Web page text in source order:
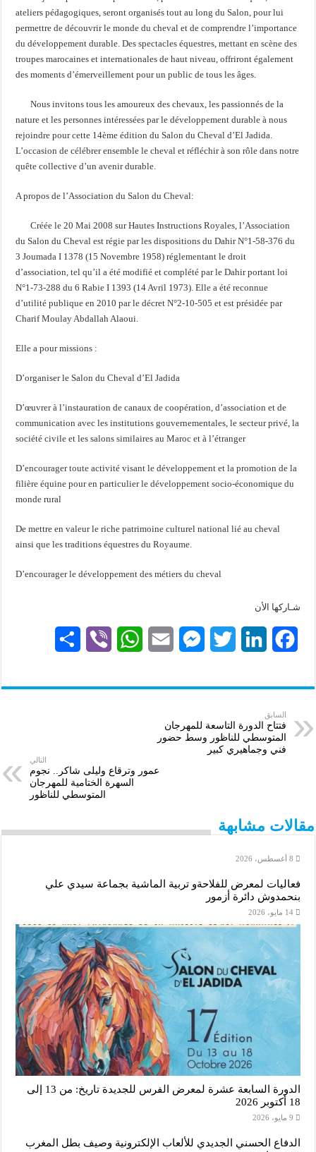
ateliers pédagogiques, seront organisés tout au long du Salon, pour lui
permettre de découvrir le monde du cheval et de comprendre l’importance
du développement durable. Des spectacles équestres, mettant en scène des
troupes marocaines et internationales de haut niveau, offriront également
des moments d’émerveillement pour un public de tous les âges.
Nous invitons tous les amoureux des chevaux, les passionnés de la
nature et les personnes intéressées par le développement durable à nous
rejoindre pour cette 14ème édition du Salon du Cheval d’El Jadida.
L’occasion de célébrer ensemble le cheval et réfléchir à son rôle dans notre
quête collective d’un avenir durable.
A propos de l’Association du Salon du Cheval:
Créée le 20 Mai 2008 sur Hautes Instructions Royales, l’Association
du Salon du Cheval est régie par les dispositions du Dahir N°1-58-376 du
3 Joumada I 1378 (15 Novembre 1958) réglementant le droit
d’association, tel qu’il a été modifié et complété par le Dahir portant loi
N°1-73-288 du 6 Rabie I 1393 (14 Avril 1973). Elle a été reconnue
d’utilité publique en 2010 par le décret N°2-10-505 et est présidée par
Charif Moulay Abdallah Alaoui.
Elle a pour missions :
D’organiser le Salon du Cheval d’El Jadida
D’œuvrer à l’instauration de canaux de coopération, d’association et de
communication avec les institutions gouvernementales, le secteur privé, la
société civile et les salons similaires au Maroc et à l’étranger
D’encourager toute activité visant le développement et la promotion de la
filière équine pour en particulier le développement socio-économique du
monde rural
De mettre en valeur le riche patrimoine culturel national lié au cheval
ainsi que les traditions équestres du Royaume.
D’encourager le développement des métiers du cheval
شـاركها الأن
c
e
b
n
e
n
i
t
M
s
e
a
W
a
A
p
b
a
السابق
فتتاح الدورة التاسعة للمهرجان
المتوسطي للناظور وسط حضور
فني وجماهيري كبير
التالي
عمور وترقاع وليلى شاكر.. نجوم
السهرة الختامية للمهرجان
المتوسطي للناظور
مقالات مشابهة
8 أغسطس، 2026
فعاليات لمعرض للفلاحةو تربية الماشية بجماعة سيدي علي
بنحمدوش دائرة أزمور
14 مايو، 2026
الدورة السابعة عشرة لمعرض الفرس للجديدة تاريخ: من 13 إلى
18 أكتوبر 2026
9 مايو، 2026
الدفاع الحسني الجديدي للألعاب الإلكترونية وصيف بطل المغرب